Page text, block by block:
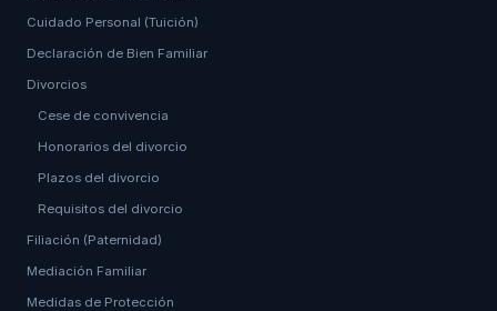
Cuidado Personal (Tuición)
Declaración de Bien Familiar
Divorcios
Cese de convivencia
Honorarios del divorcio
Plazos del divorcio
Requisitos del divorcio
Filiación (Paternidad)
Mediación Familiar
Medidas de Protección